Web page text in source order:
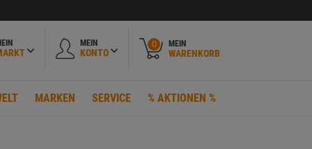
MEIN
KONTO
0 MEIN
WARENKORB
MARKEN SERVICE % AKTIONEN %